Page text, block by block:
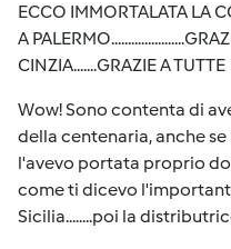
ECCO IMMORTALATA LA
A
CINZIA.......GRAZIE A TUTTE
Wow! Sono contenta di
della centenaria, anche
l'avevo portata proprio
come ti dicevo
Sicilia........poi la